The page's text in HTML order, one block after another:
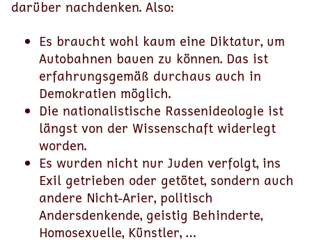
darüber nachdenken. Also:
Es braucht wohl kaum eine Diktatur, um
Autobahnen bauen zu können. Das ist
erfahrungsgemäß durchaus auch in
Demokratien möglich.
Die nationalistische Rassenideologie ist
längst von der Wissenschaft widerlegt
worden.
Es wurden nicht nur Juden verfolgt, ins
Exil getrieben oder getötet, sondern auch
andere Nicht-Arier, politisch
Andersdenkende, geistig Behinderte,
Homosexuelle, Künstler, …